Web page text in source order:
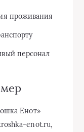
проживания
персонал
Енот»
enot.ru,